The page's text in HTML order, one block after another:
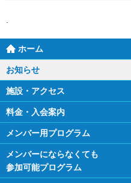
ホーム
お知らせ
施設・アクセス
料金・入会案内
メンバー用プログラム
メンバーにならなくても
参加可能プログラム